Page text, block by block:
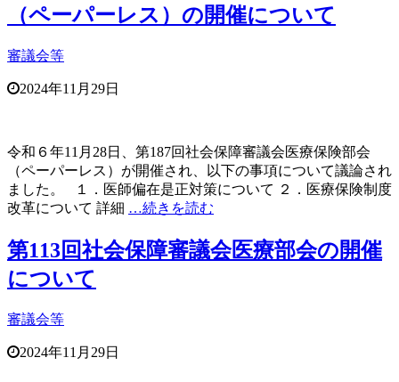
（ペーパーレス）の開催について
審議会等
2024年11月29日
令和６年11月28日、第187回社会保障審議会医療保険部会
（ペーパーレス）が開催され、以下の事項について議論され
ました。 １．医師偏在是正対策について ２．医療保険制度
改革について 詳細 …続きを読む
第113回社会保障審議会医療部会の開催
について
審議会等
2024年11月29日